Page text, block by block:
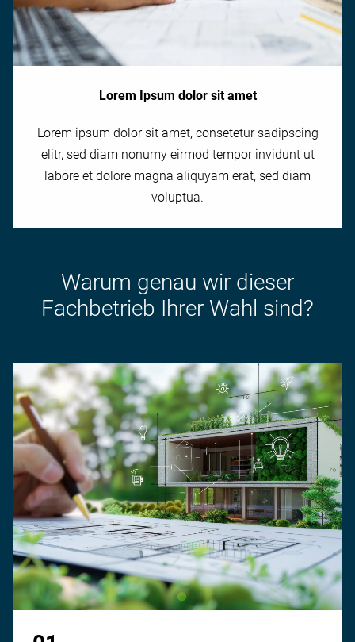
Lorem Ipsum dolor sit amet
Lorem ipsum dolor sit amet, consetetur sadipscing
elitr, sed diam nonumy eirmod tempor invidunt ut
labore et dolore magna aliquyam erat, sed diam
voluptua.
Warum genau wir dieser
Fachbetrieb Ihrer Wahl sind?